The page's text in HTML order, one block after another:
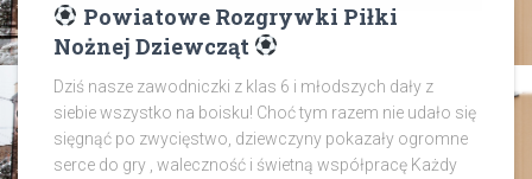
Powiatowe Rozgrywki Piłki
Nożnej Dziewcząt
Dziś nasze zawodniczki z klas 6 i młodszych dały z
siebie wszystko na boisku! Choć tym razem nie udało się
sięgnąć po zwycięstwo, dziewczyny pokazały ogromne
serce do gry , waleczność i świetną współpracę Każdy